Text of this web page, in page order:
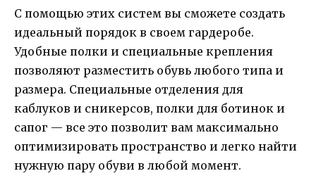
С помощью этих систем вы сможете создать
идеальный порядок в своем гардеробе.
Удобные полки и специальные крепления
позволяют разместить обувь любого типа и
размера. Специальные отделения для
каблуков и сникерсов, полки для ботинок и
сапог — все это позволит вам максимально
оптимизировать пространство и легко найти
нужную пару обуви в любой момент.